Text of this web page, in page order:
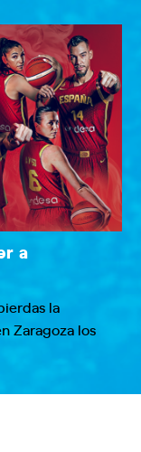
a
la
Zaragoza los